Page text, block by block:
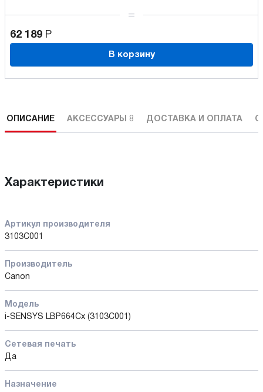
62 189 Р
В корзину
ОПИСАНИЕ АКСЕССУАРЫ 8 ДОСТАВКА И ОПЛАТА
Характеристики
Артикул производителя
3103C001
Производитель
Canon
Модель
i-SENSYS LBP664Cx (3103C001)
Сетевая печать
Да
Назначение